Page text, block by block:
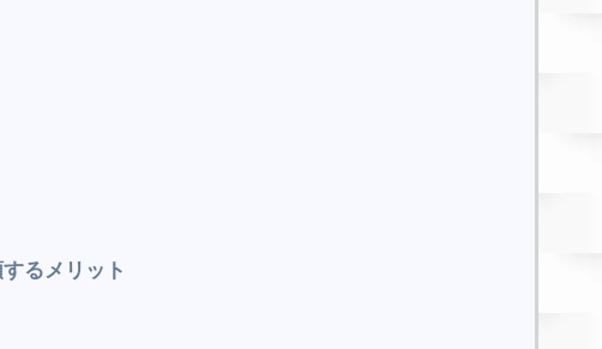
るメリット